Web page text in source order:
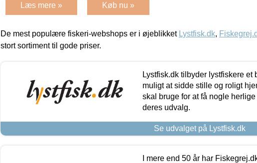
Læs mere » Køb nu »
De mest populære fiskeri-webshops er i øjeblikket Lystfisk.dk,
stort sortiment til gode priser.
Lystfisk.dk tilbyder lystfiskere
muligt at sidde stille og roligt
skal bruge for at få nogle
deres udvalg.
Se udvalget på Lystfisk.dk
I mere end 50 år har